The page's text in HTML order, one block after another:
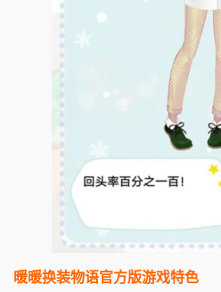
暖暖换装物语官方版游戏特色